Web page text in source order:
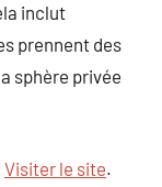
inclut
prennent des
sphère privée
Visiter le site.